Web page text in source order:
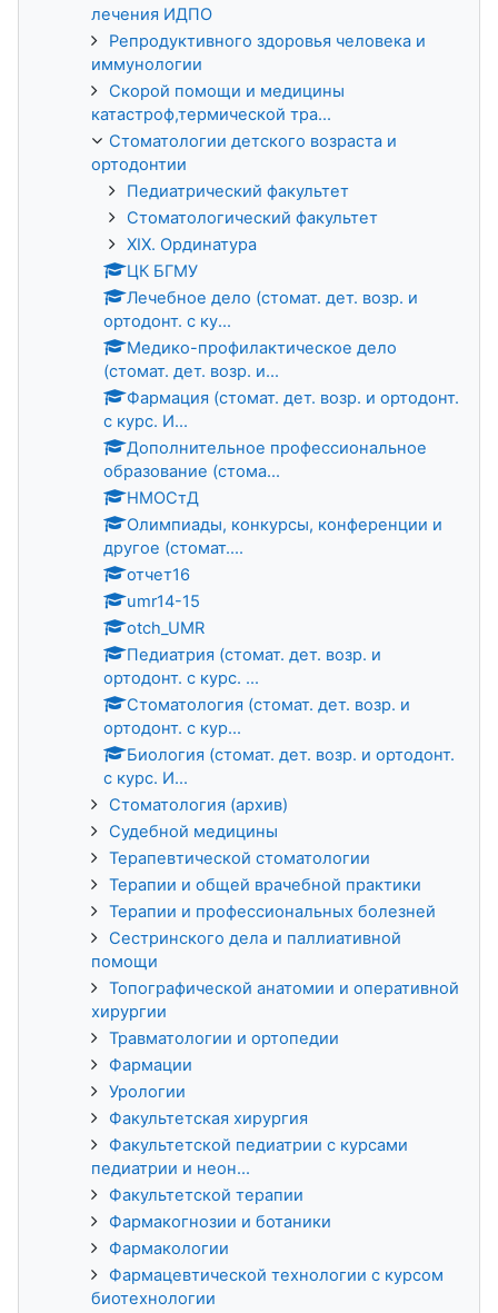
лечения ИДПО
Репродуктивного здоровья человека и
иммунологии
Скорой помощи и медицины
катастроф,термической тра...
Стоматологии детского возраста и
ортодонтии
Педиатрический факультет
Стоматологический факультет
XIX. Ординатура
ЦК БГМУ
Лечебное дело (стомат. дет. возр. и
ортодонт. с ку...
Медико-профилактическое дело
(стомат. дет. возр. и...
Фармация (стомат. дет. возр. и ортодонт.
с курс. И...
Дополнительное профессиональное
образование (стома...
НМОСтД
Олимпиады, конкурсы, конференции и
другое (стомат....
отчет16
umr14-15
otch_UMR
Педиатрия (стомат. дет. возр. и
ортодонт. с курс. ...
Стоматология (стомат. дет. возр. и
ортодонт. с кур...
Биология (стомат. дет. возр. и ортодонт.
с курс. И...
Стоматология (архив)
Судебной медицины
Терапевтической стоматологии
Терапии и общей врачебной практики
Терапии и профессиональных болезней
Сестринского дела и паллиативной
помощи
Топографической анатомии и оперативной
хирургии
Травматологии и ортопедии
Фармации
Урологии
Факультетская хирургия
Факультетской педиатрии с курсами
педиатрии и неон...
Факультетской терапии
Фармакогнозии и ботаники
Фармакологии
Фармацевтической технологии с курсом
биотехнологии